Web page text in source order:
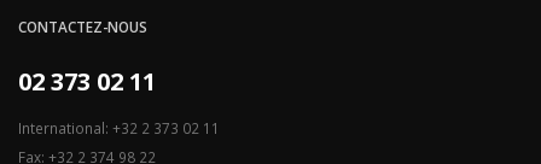
CONTACTEZ-NOUS
02 373 02 11
International: +32 2 373 02 11
Fax: +32 2 374 98 22